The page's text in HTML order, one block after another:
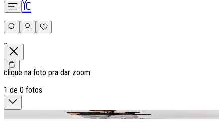
0
clique na foto pra dar zoom
1 de 0 fotos